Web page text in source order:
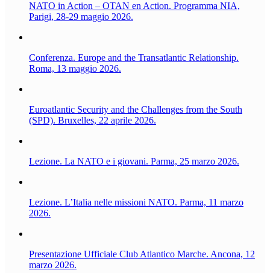
NATO in Action – OTAN en Action. Programma NIA,
Parigi, 28-29 maggio 2026.
Conferenza. Europe and the Transatlantic Relationship.
Roma, 13 maggio 2026.
Euroatlantic Security and the Challenges from the South
(SPD). Bruxelles, 22 aprile 2026.
Lezione. La NATO e i giovani. Parma, 25 marzo 2026.
Lezione. L’Italia nelle missioni NATO. Parma, 11 marzo
2026.
Presentazione Ufficiale Club Atlantico Marche. Ancona, 12
marzo 2026.